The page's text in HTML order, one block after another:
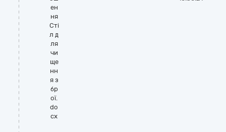
ен
ня
Сті
л д
ля
чи
ще
нн
я з
бр
ої.
do
cx